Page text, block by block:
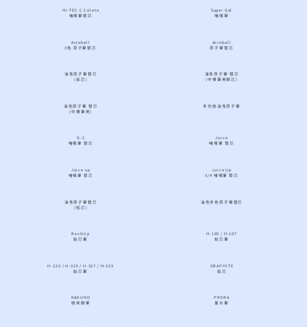
HI-TEC C Coleto
啫喱筆替芯
Super Gel
啫喱筆
Acroball
3色 原子筆替芯
Acroball
原子筆替芯
油性原子筆替芯
(長芯)
油性原子筆 替芯
(中價筆用鋼芯)
油性原子筆 替芯
(中價筆用)
多功能油性原子筆
G-2
啫喱筆 替芯
Juice
啫喱筆 替芯
Juice up
啫喱筆 替芯
Juice Up
3/4 啫喱筆 替芯
油性原子筆替芯
(短芯)
油性多色原子筆替芯
RexGrip
鉛芯筆
H-185 / H-187
鉛芯筆
H-323 / H-325 / H-327 / H-329
鉛芯筆
GRAPHITE
鉛芯
KAKUNO
微笑鋼筆
PRERA
墨水筆